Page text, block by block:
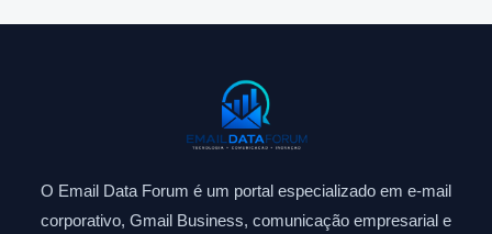
O Email Data Forum é um portal especializado em e-mail
corporativo, Gmail Business, comunicação empresarial e